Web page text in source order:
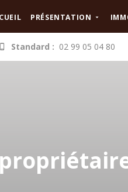
PRÉSENTATION
Standard : 02 99 05 04 80